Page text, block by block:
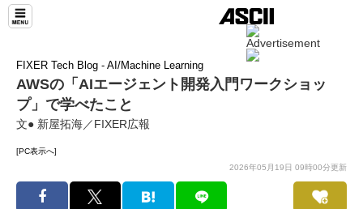
FIXER Tech Blog - AI/Machine Learning
AWSの「AIエージェント開発入門ワークショッ
プ」で学べたこと
文● 新屋拓海／FIXER広報
[PC表示へ]
2026年05月19日 09時00分更新